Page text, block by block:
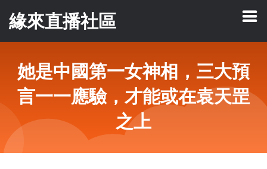
緣來直播社區
她是中國第一女神相，三大預
言一一應驗，才能或在袁天罡
之上